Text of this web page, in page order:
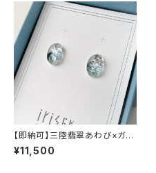
【即納可】三陸翡翠あわび×ガラ
ス iriser awase namima イ
ヤリング
¥11,500